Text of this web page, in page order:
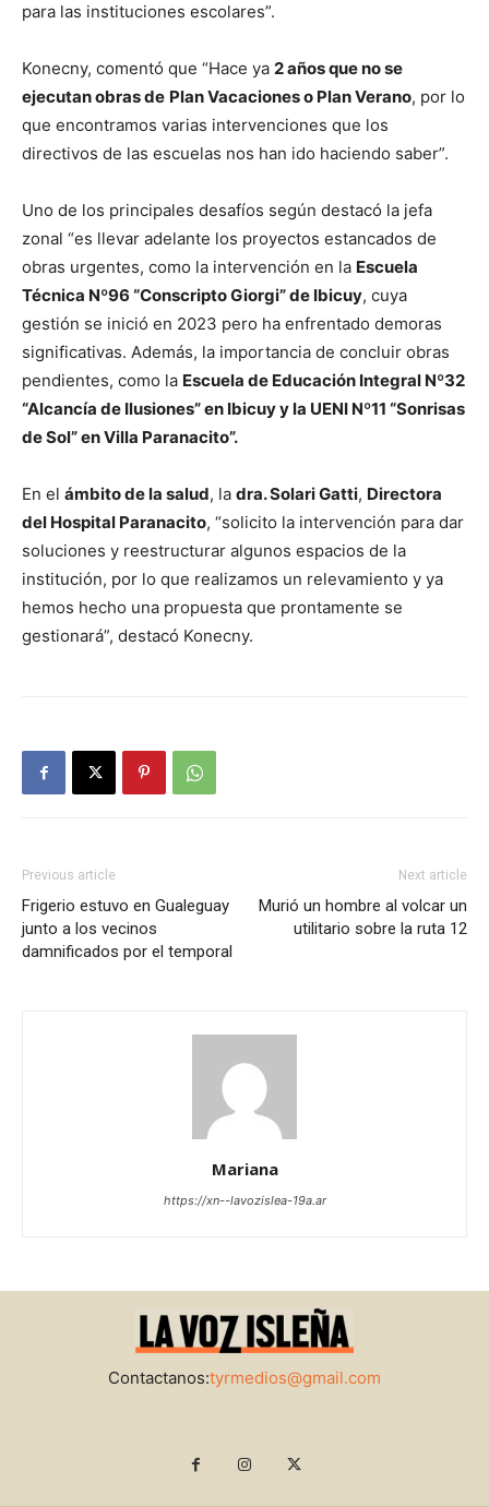
para las instituciones escolares”.
Konecny, comentó que “Hace ya 2 años que no se
ejecutan obras de Plan Vacaciones o Plan Verano, por lo
que encontramos varias intervenciones que los
directivos de las escuelas nos han ido haciendo saber”.
Uno de los principales desafíos según destacó la jefa
zonal “es llevar adelante los proyectos estancados de
obras urgentes, como la intervención en la Escuela
Técnica Nº96 “Conscripto Giorgi” de Ibicuy, cuya
gestión se inició en 2023 pero ha enfrentado demoras
significativas. Además, la importancia de concluir obras
pendientes, como la Escuela de Educación Integral Nº32
“Alcancía de Ilusiones” en Ibicuy y la UENI Nº11 “Sonrisas
de Sol” en Villa Paranacito”.
En el ámbito de la salud, la dra. Solari Gatti, Directora
del Hospital Paranacito, “solicito la intervención para dar
soluciones y reestructurar algunos espacios de la
institución, por lo que realizamos un relevamiento y ya
hemos hecho una propuesta que prontamente se
gestionará”, destacó Konecny.
Previous article
Frigerio estuvo en Gualeguay
junto a los vecinos
damnificados por el temporal
Next article
Murió un hombre al volcar un
utilitario sobre la ruta 12
Mariana
https://xn--lavozislea-19a.ar
Contactanos:tyrmedios@gmail.com